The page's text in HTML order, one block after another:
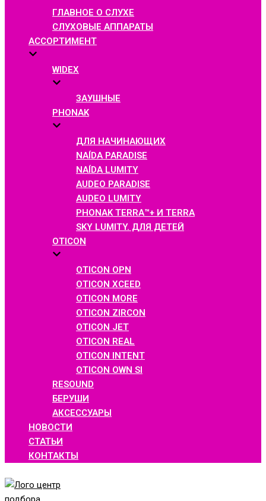
ГЛАВНОЕ О СЛУХЕ
СЛУХОВЫЕ АППАРАТЫ
АССОРТИМЕНТ
WIDEX
ЗАУШНЫЕ
PHONAK
ДЛЯ НАЧИНАЮЩИХ
NAÍDA PARADISE
NAÍDA LUMITY
AUDEO PARADISE
AUDEO LUMITY
PHONAK TERRA™+ И TERRA
SKY LUMITY. ДЛЯ ДЕТЕЙ
OTICON
OTICON OPN
OTICON XCEED
OTICON MORE
OTICON ZIRCON
OTICON JET
OTICON REAL
OTICON INTENT
OTICON OWN SI
RESOUND
БЕРУШИ
АКСЕССУАРЫ
НОВОСТИ
СТАТЬИ
КОНТАКТЫ